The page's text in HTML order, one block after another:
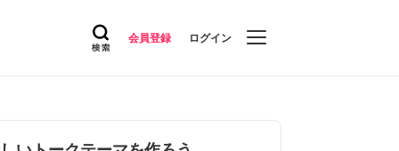
会員登録 ログイン